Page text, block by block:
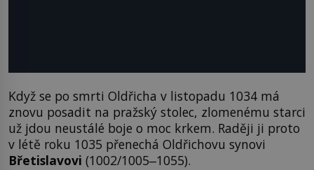
Když se po smrti Oldřicha v listopadu 1034 má
znovu posadit na pražský stolec, zlomenému starci
už jdou neustálé boje o moc krkem. Raději ji proto
v létě roku 1035 přenechá Oldřichovu synovi
Břetislavovi (1002/1005‒1055).